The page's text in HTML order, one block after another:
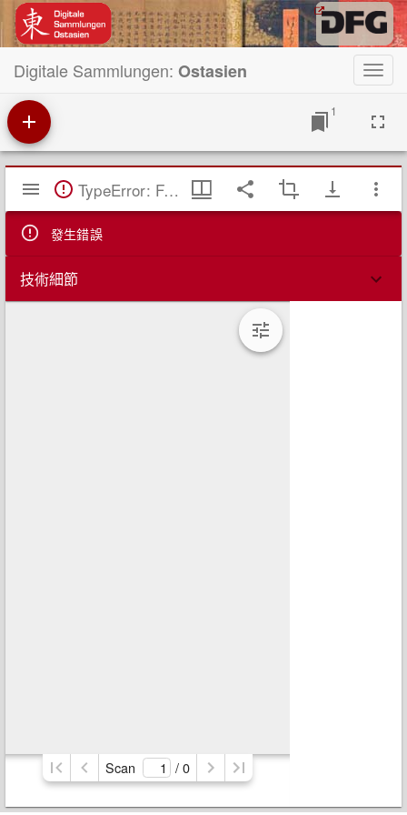
Digitale Sammlungen: Ostasien
1
Mirador
覽
TypeError: Failed to fetch
發生錯誤
技術細節
Scan / 0